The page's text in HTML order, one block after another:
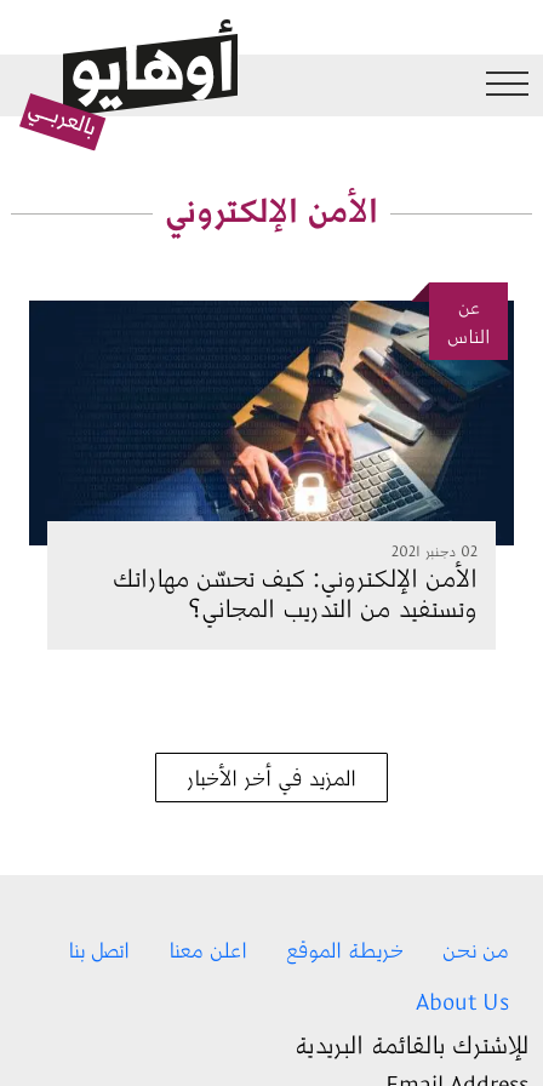
الأمن الإلكتروني
عن
الناس
الصورة
02 دجنبر 2021
الأمن الإلكتروني: كيف تحسّن مهاراتك
وتستفيد من التدريب المجاني؟
المزيد في أخر الأخبار
من نحن خريطة الموقع اعلن معنا
اتصل بنا
About Us
للإشترك بالقائمة البريدية